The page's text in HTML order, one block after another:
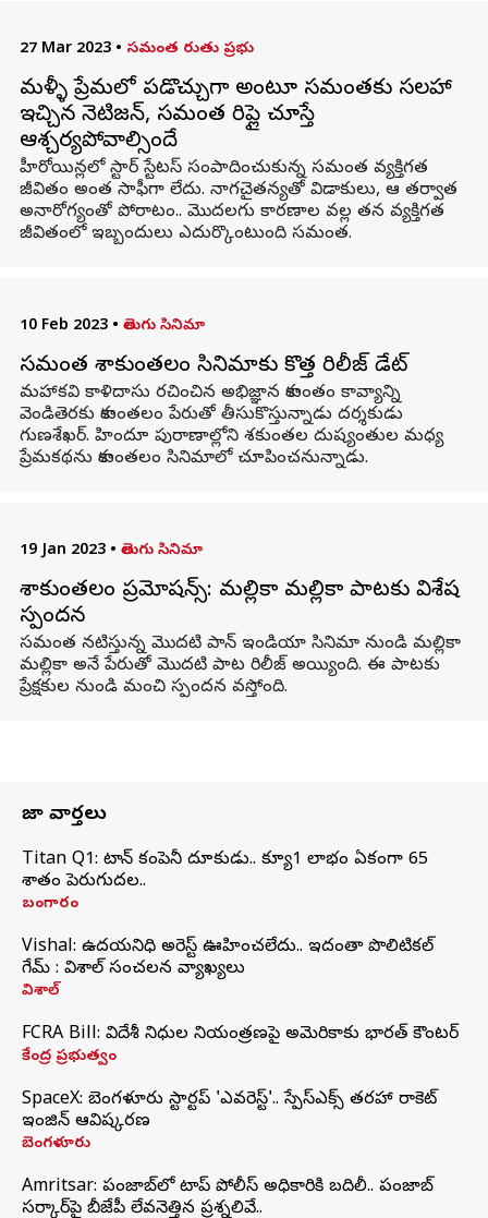
27 Mar 2023 • సమంత రుతు ప్రభు
మళ్ళీ ప్రేమలో పడొచ్చుగా అంటూ సమంతకు సలహా
ఇచ్చిన నెటిజన్, సమంత రిప్లై చూస్తే
ఆశ్చర్యపోవాల్సిందే
హీరోయిన్లలో స్టార్ స్టేటస్ సంపాదించుకున్న సమంత వ్యక్తిగత
జీవితం అంత సాఫీగా లేదు. నాగచైతన్యతో విడాకులు, ఆ తర్వాత
అనారోగ్యంతో పోరాటం.. మొదలగు కారణాల వల్ల తన వ్యక్తిగత
జీవితంలో ఇబ్బందులు ఎదుర్కొంటుంది సమంత.
10 Feb 2023 • తెలుగు సినిమా
సమంత శాకుంతలం సినిమాకు కొత్త రిలీజ్ డేట్
మహాకవి కాళిదాసు రచించిన అభిజ్ఞాన శాకుంతం కావ్యాన్ని
వెండితెరకు శాకుంతలం పేరుతో తీసుకొస్తున్నాడు దర్శకుడు
గుణశేఖర్. హిందూ పురాణాల్లోని శకుంతల దుష్యంతుల మధ్య
ప్రేమకథను శాకుంతలం సినిమాలో చూపించనున్నాడు.
19 Jan 2023 • తెలుగు సినిమా
శాకుంతలం ప్రమోషన్స్: మల్లికా మల్లికా పాటకు విశేష
స్పందన
సమంత నటిస్తున్న మొదటి పాన్ ఇండియా సినిమా నుండి మల్లికా
మల్లికా అనే పేరుతో మొదటి పాట రిలీజ్ అయ్యింది. ఈ పాటకు
ప్రేక్షకుల నుండి మంచి స్పందన వస్తోంది.
తాజా వార్తలు
Titan Q1: టైటాన్ కంపెనీ దూకుడు.. క్యూ1 లాభం ఏకంగా 65
శాతం పెరుగుదల..
బంగారం
Vishal: ఉదయనిధి అరెస్ట్‌ ఊహించలేదు.. ఇదంతా పొలిటికల్
గేమ్ : విశాల్ సంచలన వ్యాఖ్యలు
విశాల్
FCRA Bill: విదేశీ నిధుల నియంత్రణపై అమెరికాకు భారత్‌ కౌంటర్
కేంద్ర ప్రభుత్వం
SpaceX: బెంగళూరు స్టార్టప్‌ 'ఎవరెస్ట్'.. స్పేస్‌ఎక్స్ తరహా రాకెట్‌
ఇంజిన్‌ ఆవిష్కరణ
బెంగళూరు
Amritsar: పంజాబ్‌లో టాప్ పోలీస్ అధికారికి బదిలీ.. పంజాబ్
సర్కార్‌పై బీజేపీ లేవనెత్తిన ప్రశ్నలివే..